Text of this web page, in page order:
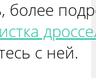
более
с ней.